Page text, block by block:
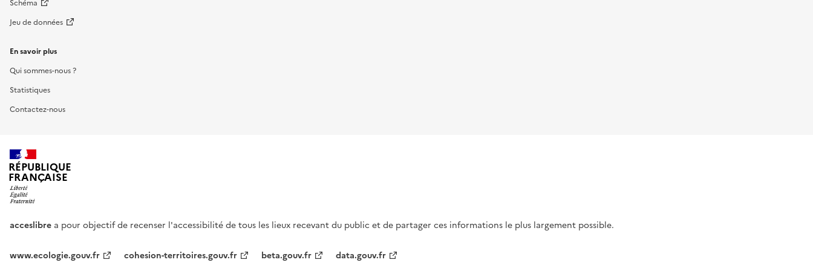
Schéma
Jeu de données
En savoir plus
Qui sommes-nous ?
Statistiques
Contactez-nous
RÉPUBLIQUE
FRANÇAISE
acceslibre a pour objectif de recenser l'accessibilité de tous les lieux recevant du public et de partager ces informations le plus largement possible.
www.ecologie.gouv.fr cohesion-territoires.gouv.fr beta.gouv.fr data.gouv.fr